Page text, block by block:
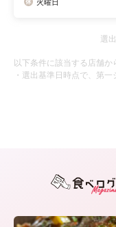
火曜日
選
以下条件に該当する店舗
・選出基準日時点で、第